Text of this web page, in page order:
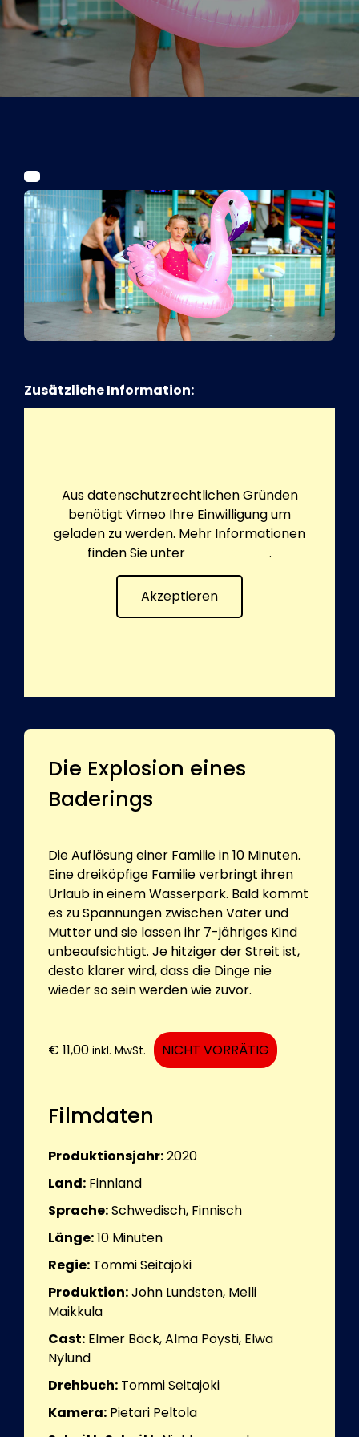
Tickets
Kurier Romy 2026
Zusätzliche Information:
Aus datenschutzrechtlichen Gründen
benötigt Vimeo Ihre Einwilligung um
geladen zu werden. Mehr Informationen
finden Sie unter
.
Akzeptieren
Die Explosion eines
Baderings
Die Auflösung einer Familie in 10 Minuten.
Eine dreiköpfige Familie verbringt ihren
Urlaub in einem Wasserpark. Bald kommt
es zu Spannungen zwischen Vater und
Mutter und sie lassen ihr 7-jähriges Kind
unbeaufsichtigt. Je hitziger der Streit ist,
desto klarer wird, dass die Dinge nie
wieder so sein werden wie zuvor.
€ 11,00 inkl. MwSt. NICHT VORRÄTIG
Filmdaten
Produktionsjahr:2020
Land: Finnland
Sprache:Schwedisch, Finnisch
Länge:10 Minuten
Regie: Tommi Seitajoki
Produktion:John Lundsten, Melli
Maikkula
Cast: Elmer Bäck, Alma Pöysti, Elwa
Nylund
Drehbuch: Tommi Seitajoki
Kamera: Pietari Peltola